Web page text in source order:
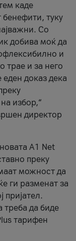
каде
туку
Со
добива моќ да
и
трае и за него
еден доказ дека
избор,“
директор
А1 Net
преку
можност да
ги разменат за
пријател.
треба да биде
тарифен